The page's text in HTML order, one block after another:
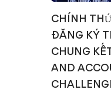
CHÍNH
ĐĂNG KÝ
CHUNG
AND